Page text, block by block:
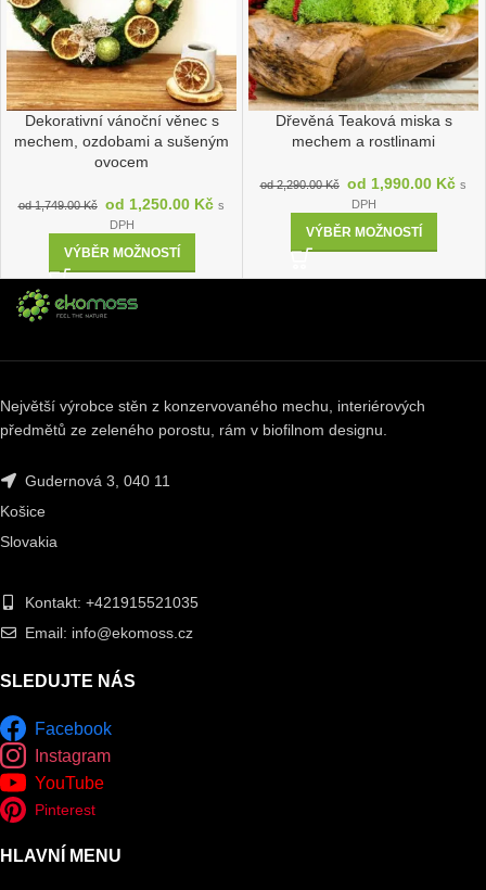
Dekorativní vánoční věnec s
mechem, ozdobami a sušeným
ovocem
od1,749.00Kč od 1,250.00 Kč s
DPH
VÝBĚR MOŽNOSTÍ
Dřevěná Teaková miska s
mechem a rostlinami
od2,290.00Kč od 1,990.00 Kč s
DPH
VÝBĚR MOŽNOSTÍ
Největší výrobce stěn z konzervovaného mechu, interiérových
předmětů ze zeleného porostu, rám v biofilnom designu.
Gudernová 3, 040 11
Košice
Slovakia
Kontakt: +421915521035
Email: info@ekomoss.cz
SLEDUJTE NÁS
Facebook
Instagram
YouTube
Pinterest
HLAVNÍ MENU